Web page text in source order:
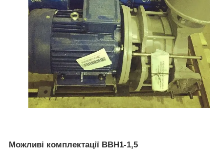
Можливі комплектації ВВН1-1,5